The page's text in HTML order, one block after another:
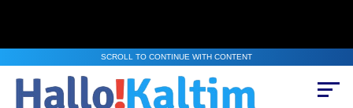
SCROLL TO CONTINUE WITH CONTENT